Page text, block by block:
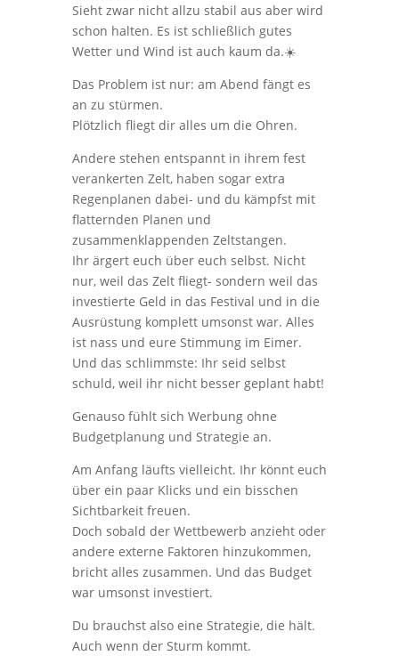
Sieht zwar nicht allzu stabil aus aber wird
schon halten. Es ist schließlich gutes
Wetter und Wind ist auch kaum da.☀️
Das Problem ist nur: am Abend fängt es
an zu stürmen.
Plötzlich fliegt dir alles um die Ohren.
Andere stehen entspannt in ihrem fest
verankerten Zelt, haben sogar extra
Regenplanen dabei- und du kämpfst mit
flatternden Planen und
zusammenklappenden Zeltstangen.
Ihr ärgert euch über euch selbst. Nicht
nur, weil das Zelt fliegt- sondern weil das
investierte Geld in das Festival und in die
Ausrüstung komplett umsonst war. Alles
ist nass und eure Stimmung im Eimer.
Und das schlimmste: Ihr seid selbst
schuld, weil ihr nicht besser geplant habt!
Genauso fühlt sich Werbung ohne
Budgetplanung und Strategie an.
Am Anfang läufts vielleicht. Ihr könnt euch
über ein paar Klicks und ein bisschen
Sichtbarkeit freuen.
Doch sobald der Wettbewerb anzieht oder
andere externe Faktoren hinzukommen,
bricht alles zusammen. Und das Budget
war umsonst investiert.
Du brauchst also eine Strategie, die hält.
Auch wenn der Sturm kommt.